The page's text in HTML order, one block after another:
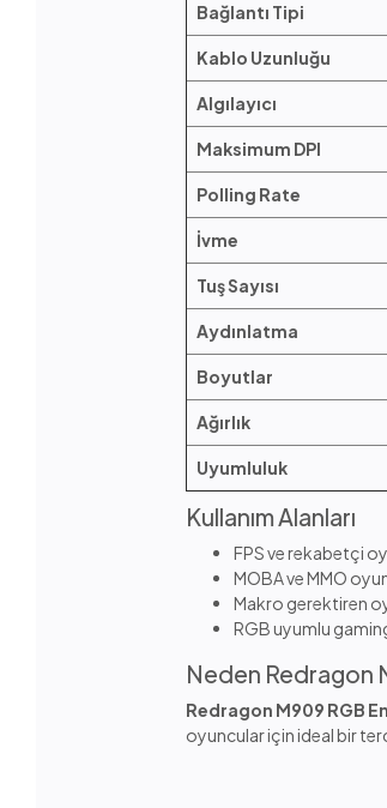
Bağlantı Tipi
Kablo Uzunluğu
Algılayıcı
Maksimum DPI
Polling Rate
İvme
Tuş Sayısı
Aydınlatma
Boyutlar
Ağırlık
Uyumluluk
Kullanım Alanları
FPS ve rekabetçi
MOBA ve MMO
Makro gerektiren
RGB uyumlu
Neden Redragon
Redragon M909 RGB
oyuncular için ideal bir